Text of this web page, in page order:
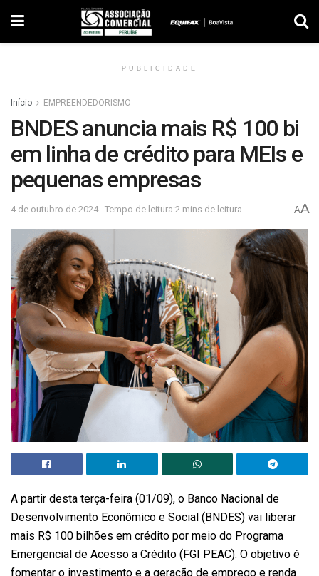
PUBLICIDADE
Início EMPREENDEDORISMO
BNDES anuncia mais R$ 100 bi
em linha de crédito para MEIs e
pequenas empresas
4 de outubro de 2024 Tempo de leitura:2 mins de leitura AA
A partir desta terça-feira (01/09), o Banco Nacional de
Desenvolvimento Econômico e Social (BNDES) vai liberar
mais R$ 100 bilhões em crédito por meio do Programa
Emergencial de Acesso a Crédito (FGI PEAC). O objetivo é
fomentar o investimento e a geração de emprego e renda